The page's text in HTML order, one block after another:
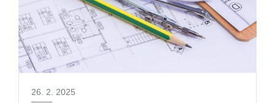
26. 2. 2025